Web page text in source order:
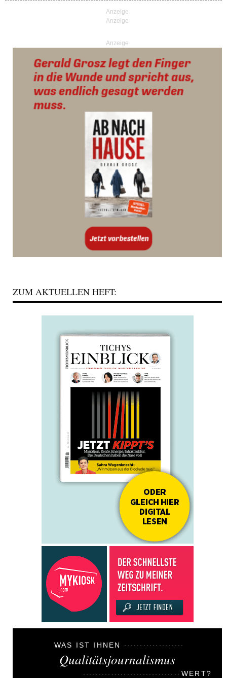
Anzeige
ZUM AKTUELLEN HEFT:
WAS IST IHNEN
Qualitätsjournalismus
WERT?